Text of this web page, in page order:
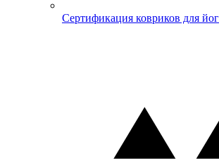
Сертификация ковриков для